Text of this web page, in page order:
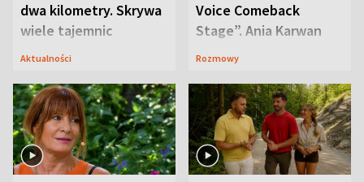
dwa kilometry. Skrywa
wiele tajemnic
Aktualności
Voice Comeback
Stage”. Ania Karwan
zapowiada
Rozmowy